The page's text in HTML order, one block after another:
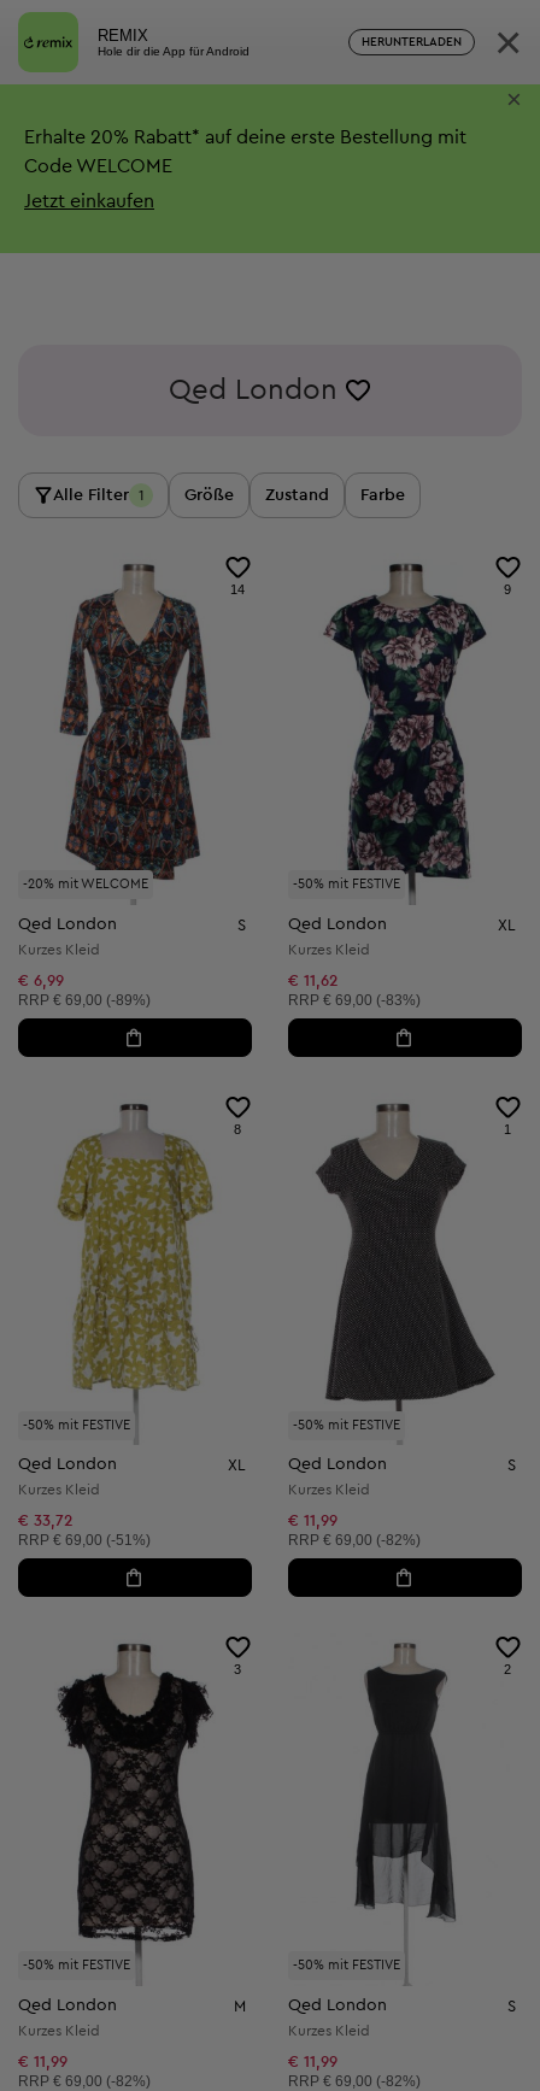
REMIX
Hole dir die App für Android
HERUNTERLADEN ×
Erhalte 20% Rabatt* auf deine erste Bestellung mit
Code WELCOME
Jetzt einkaufen
×
Qed London
Alle Filter 1 Größe Zustand Farbe
-20% mit WELCOME
14
Qed London S
Kurzes Kleid
€ 6,99
Unverbindliche Preisempfehlung:
RRP € 69,00 (-89%)
-50% mit FESTIVE
9
Qed London XL
Kurzes Kleid
€ 11,62
Unverbindliche Preisempfehlung:
RRP € 69,00 (-83%)
-50% mit FESTIVE
8
Qed London XL
Kurzes Kleid
€ 33,72
Unverbindliche Preisempfehlung:
RRP € 69,00 (-51%)
-50% mit FESTIVE
1
Qed London S
Kurzes Kleid
€ 11,99
Unverbindliche Preisempfehlung:
RRP € 69,00 (-82%)
-50% mit FESTIVE
3
Qed London M
Kurzes Kleid
€ 11,99
Unverbindliche Preisempfehlung:
RRP € 69,00 (-82%)
-50% mit FESTIVE
2
Qed London S
Kurzes Kleid
€ 11,99
Unverbindliche Preisempfehlung:
RRP € 69,00 (-82%)